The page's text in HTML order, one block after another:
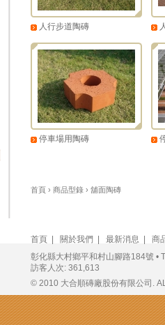
人行步道陶磚
停車場用陶磚
首頁 › 商品型錄 › 舖面陶磚
首頁 關於我們 最新消息
商
彰化縣大村鄉平和村山腳路184號 •
訪客人次: 361,613
© 2010 大合順磚廠股份有限公司.